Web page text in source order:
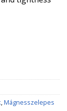
,Mágnesszelepes